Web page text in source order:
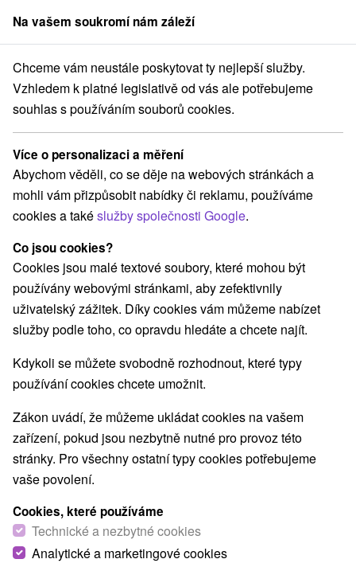
člen skupinySorger
Slovensku Východné Slovensko Prešovský kraj Uličské Krivé
Ubytování Uličské Krivé
Kategorie
Všechny kategorie
Chaty na prenájom(2)
Drevenice(1) Priváty(1)
Vyberte lokalitu nebo termín
VŠECHNY NEJLEVNĚJŠÍ NEJDRAŽŠÍ PODLE
Na vašem soukromí nám záleží
Chceme vám neustále poskytovat ty nejlepší služby.
Vzhledem k platné legislativě od vás ale potřebujeme
souhlas s používáním souborů cookies.
Více o personalizaci a měření
Abychom věděli, co se děje na webových stránkách a
mohli vám přizpůsobit nabídky či reklamu, používáme
cookies a takéslužby společnosti Google.
Co jsou cookies?
Cookies jsou malé textové soubory, které mohou být
používány webovými stránkami, aby zefektivnily
uživatelský zážitek. Díky cookies vám můžeme nabízet
služby podle toho, co opravdu hledáte a chcete najít.
Kdykoli se můžete svobodně rozhodnout, které typy
používání cookies chcete umožnit.
Zákon uvádí, že můžeme ukládat cookies na vašem
zařízení, pokud jsou nezbytně nutné pro provoz této
stránky. Pro všechny ostatní typy cookies potřebujeme
vaše povolení.
Cookies, které používáme
Technické a nezbytné cookies
Analytické a marketingové cookies